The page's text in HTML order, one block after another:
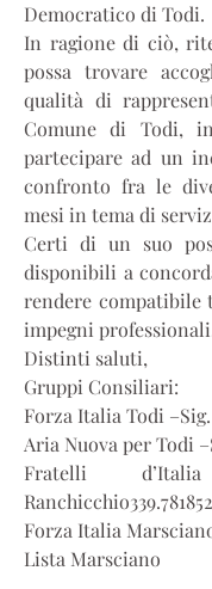
Democratico di Todi.
In ragione di ciò,
possa trovare
qualità di
Comune di Todi,
partecipare ad un
confronto fra le
mesi in tema di
Certi di un suo
disponibili a
rendere
impegni
Distinti saluti,
Gruppi Consiliari:
Forza Italia Todi
Aria Nuova per Todi
Fratelli
Forza Italia
Lista Marsciano